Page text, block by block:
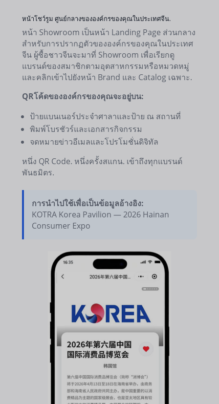
หน้าโชว์รูม ศูนย์กลางขององค์กรของคุณในประเทศจีน.
หน้า Showroom เป็นหน้า Landing Page ส่วนกลาง
สำหรับการปรากฏตัวขององค์กรของคุณในประเทศ
จีน ผู้ซื้อชาวจีนจะมาที่ Showroom เพื่อเรียกดู
แบรนด์ของสมาชิกตามอุตสาหกรรมหรือหมวดหมู่
และคลิกเข้าไปยังหน้า Brand และ Catalog เฉพาะ.
QRโค้ดขององค์กรของคุณจะอยู่บน:
ป้ายแบนเนอร์ประจำศาลาและป้าย ณ สถานที่
พิมพ์โบรชัวร์และเอกสารกิจกรรม
จดหมายข่าวอีเมลและโปรโมชั่นดิจิทัล
หนึ่ง QR Code. หนึ่งครั้งสแกน. เข้าถึงทุกแบรนด์
พันธมิตร.
การนำไปใช้เพื่อเป็นข้อมูลอ้างอิง:
KOTRA Korea Pavilion — 2026 Hainan
Consumer Expo